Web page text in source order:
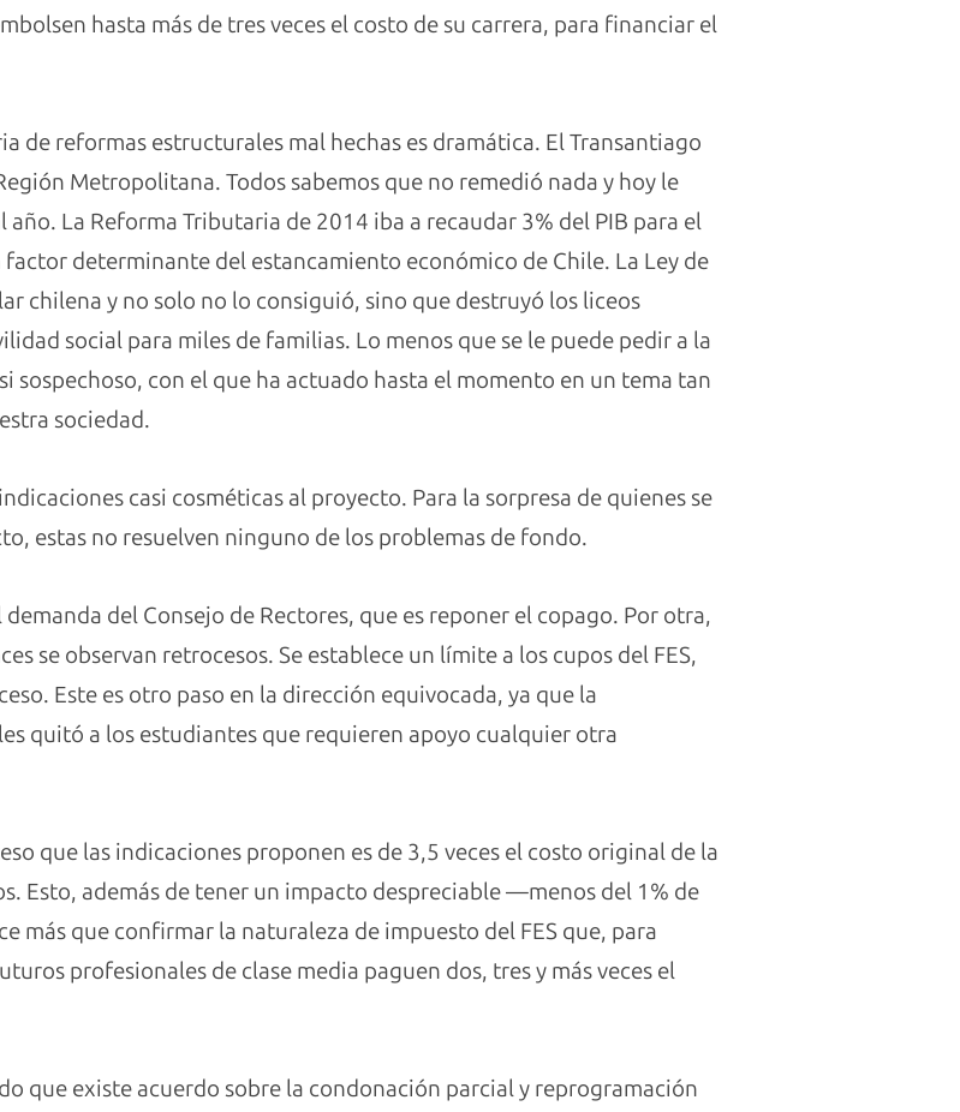
hasta más de tres veces el costo de su carrera, para financiar el
de reformas estructurales mal hechas es dramática. El Transantiago
Metropolitana. Todos sabemos que no remedió nada y hoy le
La Reforma Tributaria de 2014 iba a recaudar 3% del PIB para el
determinante del estancamiento económico de Chile. La Ley de
chilena y no solo no lo consiguió, sino que destruyó los liceos
social para miles de familias. Lo menos que se le puede pedir a la
sospechoso, con el que ha actuado hasta el momento en un tema tan
sociedad.
casi cosméticas al proyecto. Para la sorpresa de quienes se
estas no resuelven ninguno de los problemas de fondo.
del Consejo de Rectores, que es reponer el copago. Por otra,
se observan retrocesos. Se establece un límite a los cupos del FES,
Este es otro paso en la dirección equivocada, ya que la
quitó a los estudiantes que requieren apoyo cualquier otra
que las indicaciones proponen es de 3,5 veces el costo original de la
Esto, además de tener un impacto despreciable —menos del 1% de
más que confirmar la naturaleza de impuesto del FES que, para
profesionales de clase media paguen dos, tres y más veces el
que existe acuerdo sobre la condonación parcial y reprogramación